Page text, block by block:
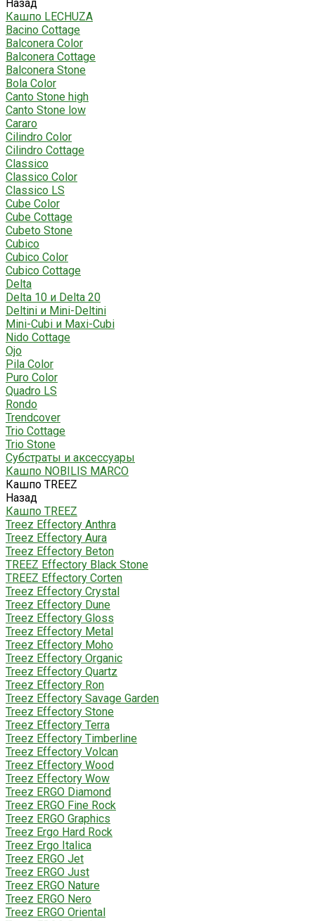
Назад
Кашпо LECHUZA
Bacino Cottage
Balconera Color
Balconera Cottage
Balconera Stone
Bola Color
Canto Stone high
Canto Stone low
Cararo
Cilindro Color
Cilindro Cottage
Classico
Classico Color
Classico LS
Cube Color
Cube Cottage
Cubeto Stone
Cubico
Cubico Color
Cubico Cottage
Delta
Delta 10 и Delta 20
Deltini и Mini-Deltini
Mini-Cubi и Maxi-Cubi
Nido Cottage
Ojo
Pila Color
Puro Color
Quadro LS
Rondo
Trendcover
Trio Cottage
Trio Stone
Субстраты и аксессуары
Кашпо NOBILIS MARCO
Кашпо TREEZ
Назад
Кашпо TREEZ
Treez Effectory Anthra
Treez Effectory Aura
Treez Effectory Beton
TREEZ Effectory Black Stone
TREEZ Effectory Corten
Treez Effectory Crystal
Treez Effectory Dune
Treez Effectory Gloss
Treez Effectory Metal
Treez Effectory Moho
Treez Effectory Organic
Treez Effectory Quartz
Treez Effectory Ron
Treez Effectory Savage Garden
Treez Effectory Stone
Treez Effectory Terra
Treez Effectory Timberline
Treez Effectory Volcan
Treez Effectory Wood
Treez Effectory Wow
Treez ERGO Diamond
Treez ERGO Fine Rock
Treez ERGO Graphics
Treez Ergo Hard Rock
Treez Ergo Italica
Treez ERGO Jet
Treez ERGO Just
Treez ERGO Nature
Treez ERGO Nero
Treez ERGO Oriental